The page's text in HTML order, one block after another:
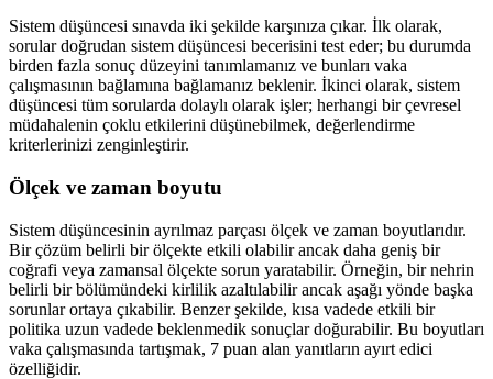
Sistem düşüncesi sınavda iki şekilde karşınıza çıkar. İlk olarak,
sorular doğrudan sistem düşüncesi becerisini test eder; bu durumda
birden fazla sonuç düzeyini tanımlamanız ve bunları vaka
çalışmasının bağlamına bağlamanız beklenir. İkinci olarak, sistem
düşüncesi tüm sorularda dolaylı olarak işler; herhangi bir çevresel
müdahalenin çoklu etkilerini düşünebilmek, değerlendirme
kriterlerinizi zenginleştirir.
Ölçek ve zaman boyutu
Sistem düşüncesinin ayrılmaz parçası ölçek ve zaman boyutlarıdır.
Bir çözüm belirli bir ölçekte etkili olabilir ancak daha geniş bir
coğrafi veya zamansal ölçekte sorun yaratabilir. Örneğin, bir nehrin
belirli bir bölümündeki kirlilik azaltılabilir ancak aşağı yönde başka
sorunlar ortaya çıkabilir. Benzer şekilde, kısa vadede etkili bir
politika uzun vadede beklenmedik sonuçlar doğurabilir. Bu boyutları
vaka çalışmasında tartışmak, 7 puan alan yanıtların ayırt edici
özelliğidir.